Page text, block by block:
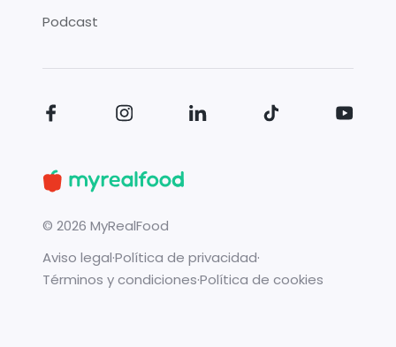
Podcast
© 2026 MyRealFood
Aviso legal·Política de privacidad·
Términos y condiciones·Política de cookies